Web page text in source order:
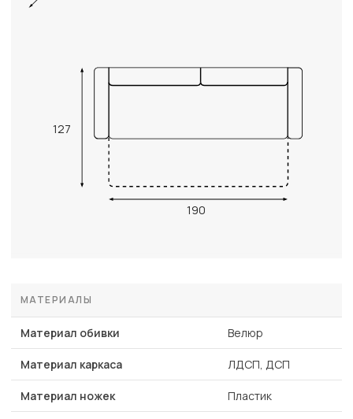
127
190
МАТЕРИАЛЫ
Материал обивки Велюр
Материал каркаса ЛДСП, ДСП
Материал ножек Пластик